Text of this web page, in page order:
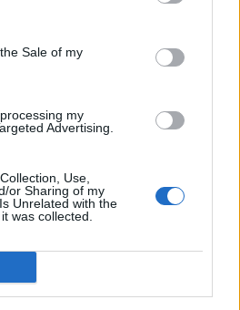
Sale of my
my
Advertising.
Use,
or Sharing of my
Unrelated with the
was collected.
di riscatto. La soluzione c’è: uno
in tempo reale, non modificabili e non
Duplicando i documenti, il …